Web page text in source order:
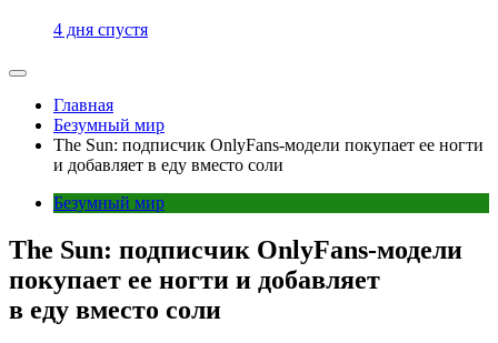
4 дня спустя
Главная
Безумный мир
The Sun: подписчик OnlyFans-модели покупает ее ногти
и добавляет в еду вместо соли
Безумный мир
The Sun: подписчик OnlyFans-модели
покупает ее ногти и добавляет
в еду вместо соли